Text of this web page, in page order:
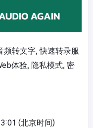
转文字, 快速转录服
体验, 隐私模式, 密
(北京时间)